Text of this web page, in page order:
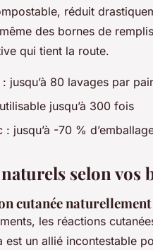
réduit
des bornes de
qui tient la route.
jusqu’à 80 lavages par
jusqu’à 300 fois
: jusqu’à -70 %
selon vos
cutanée naturellement
les réactions
est un allié incontestable